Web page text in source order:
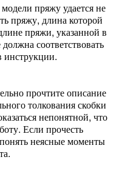
пряжу удается не
пряжу, длина которой
пряжи, указанной в
соответствовать
инструкции.
прочтите описание
толкования скобки
непонятной, что
Если прочесть
неясные моменты